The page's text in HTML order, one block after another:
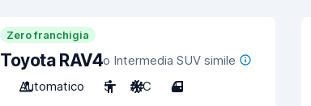
Zero franchigia
Toyota RAV4o Intermedia SUV simile
Automatico
5 A/C 4